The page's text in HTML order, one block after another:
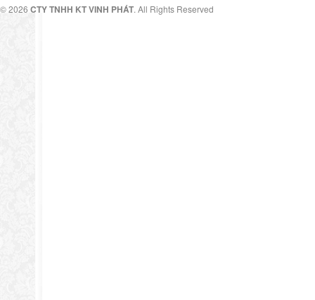
© 2026 CTY TNHH KT VINH PHÁT. All Rights Reserved